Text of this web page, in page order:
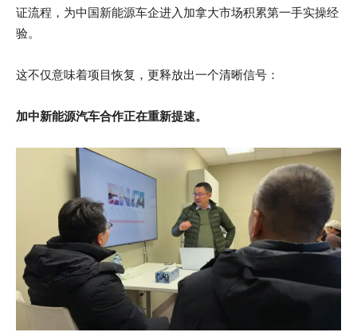
证流程，为中国新能源车企进入加拿大市场积累第一手实操经
验。
这不仅意味着项目恢复，更释放出一个清晰信号：
加中新能源汽车合作正在重新提速。